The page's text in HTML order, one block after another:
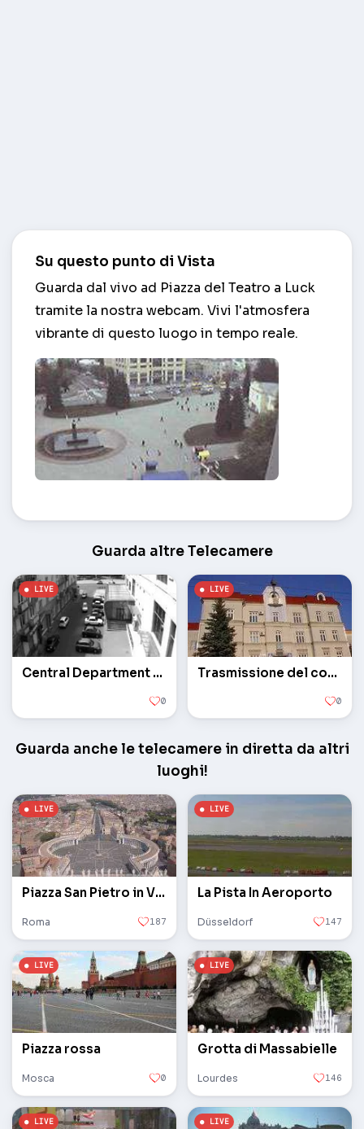
Su questo punto di Vista
Guarda dal vivo ad Piazza del Teatro a Luck
tramite la nostra webcam. Vivi l'atmosfera
vibrante di questo luogo in tempo reale.
Guarda altre Telecamere
Central Department Store - TSUM
0
Trasmissione del consiglio comunale
0
Guarda anche le telecamere in diretta da altri
luoghi!
Piazza San Pietro in Vaticano
Roma 187
La Pista In Aeroporto
Düsseldorf 147
Piazza rossa
Mosca 0
Grotta di Massabielle
Lourdes 146